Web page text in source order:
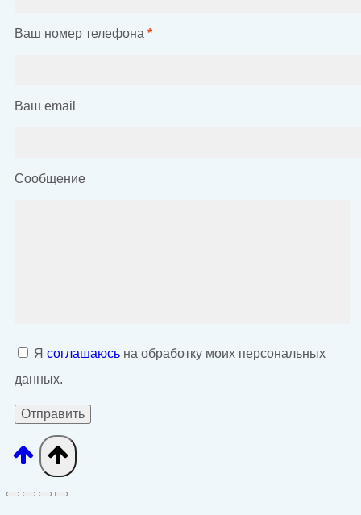
Ваш номер телефона *
Ваш email
Сообщение
Я соглашаюсь на обработку моих персональных
данных.